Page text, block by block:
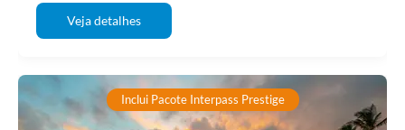
Veja detalhes
Inclui Pacote Interpass Prestige